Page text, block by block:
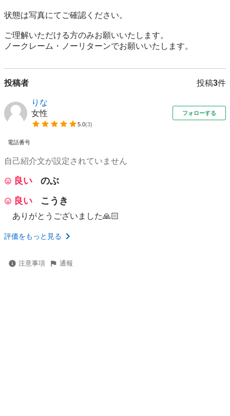
状態は写真にてご確認ください。
ご理解いただける方のみお願いいたします。
ノークレーム・ノーリターンでお願いいたします。
投稿者 投稿3件
りな
女性
5.0(3)
フォローする
電話番号
自己紹介文が設定されていません
良い
のぶ
良い
こうき
ありがとうございました🙏🏻
評価をもっと見る
注意事項 通報